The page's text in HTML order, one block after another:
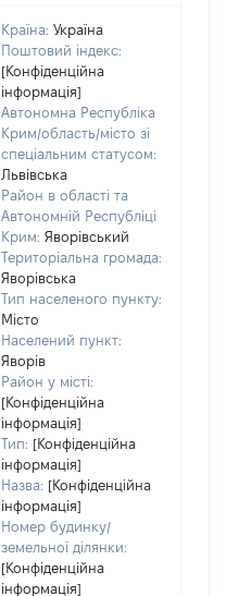
Країна: Україна
Поштовий індекс:
[Конфіденційна
інформація]
Автономна Республіка
Крим/область/місто зі
спеціальним статусом:
Львівська
Район в області та
Автономній Республіці
Крим: Яворівський
Територіальна громада:
Яворівська
Тип населеного пункту:
Місто
Населений пункт:
Яворів
Район у місті:
[Конфіденційна
інформація]
Тип: [Конфіденційна
інформація]
Назва: [Конфіденційна
інформація]
Номер будинку/
земельної ділянки:
[Конфіденційна
інформація]